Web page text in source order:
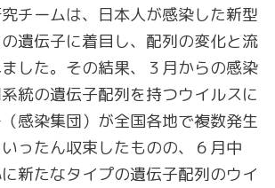
チームは、日本人が感染した新型
遺伝子に着目し、配列の変化と流
した。その結果、３月からの感染
統の遺伝子配列を持つウイルスに
感染集団）が全国各地で複数発生
ったん収束したものの、６月中
新たなタイプの遺伝子配列のウイ